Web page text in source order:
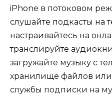
iPhone в потоковом
слушайте подкасты на
настраивайтесь на
транслируйте
загружайте музыку с
хранилище файлов или
службы подписки на